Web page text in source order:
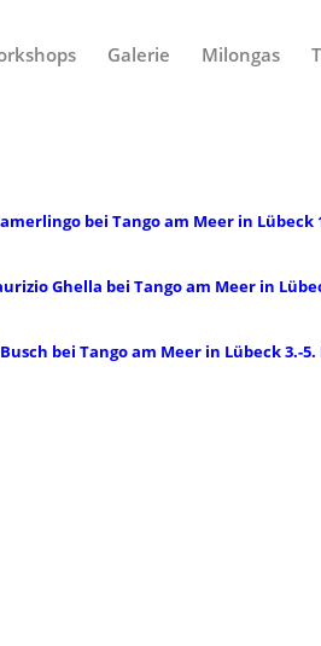
Galerie Milongas
bei Tango am Meer in Lübeck
Ghella bei Tango am Meer in
bei Tango am Meer in Lübeck 3.-5.